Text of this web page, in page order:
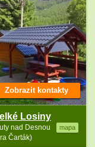
Losiny
nad Desnou mapa
Čarták)
Zobrazit kontakty